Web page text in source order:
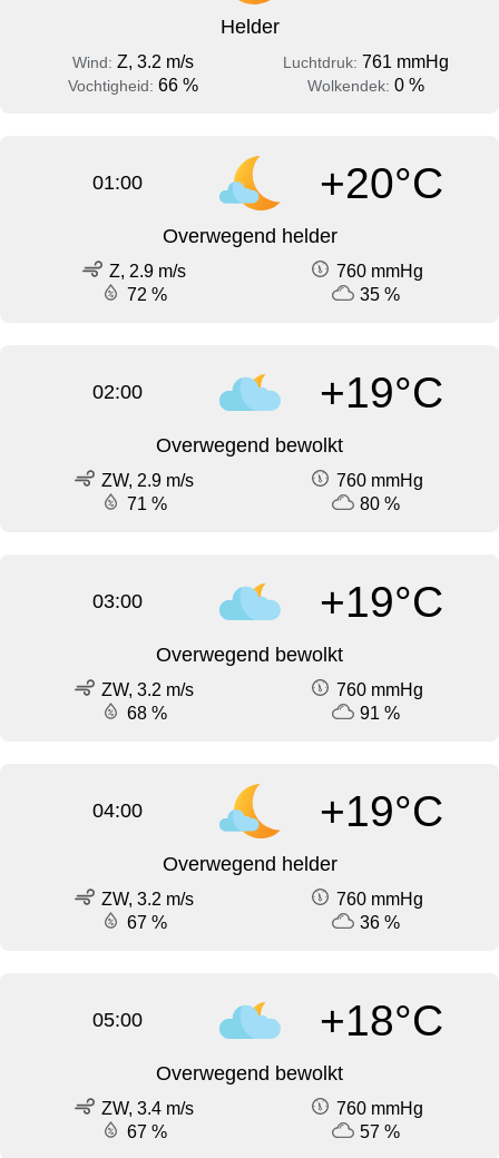
Helder
Wind: Z, 3.2 m/s Luchtdruk: 761 mmHg
Vochtigheid: 66 % Wolkendek: 0 %
01:00 +20°C
Overwegend helder
Z, 2.9 m/s
760 mmHg
72 %
35 %
02:00 +19°C
Overwegend bewolkt
ZW, 2.9 m/s
760 mmHg
71 %
80 %
03:00 +19°C
Overwegend bewolkt
ZW, 3.2 m/s
760 mmHg
68 %
91 %
04:00 +19°C
Overwegend helder
ZW, 3.2 m/s
760 mmHg
67 %
36 %
05:00 +18°C
Overwegend bewolkt
ZW, 3.4 m/s
760 mmHg
67 %
57 %